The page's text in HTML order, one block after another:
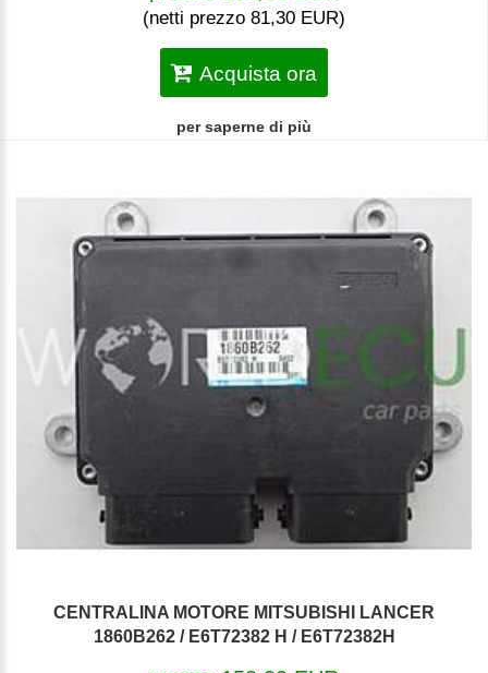
(netti prezzo 81,30 EUR)
Acquista ora
per saperne di più
CENTRALINA MOTORE MITSUBISHI LANCER
1860B262 / E6T72382 H / E6T72382H